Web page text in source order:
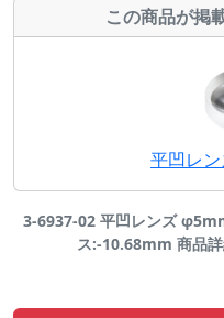
この商品が掲
平凹レ
3-6937-02 平凹レンズ
ス:-10.68mm 商品